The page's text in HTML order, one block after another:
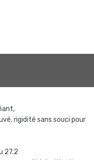
rigidité sans souci pour
27.2